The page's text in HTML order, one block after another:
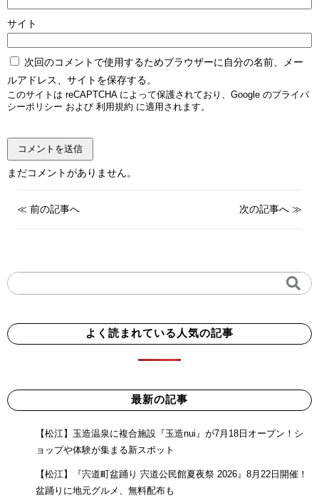
サイト
次回のコメントで使用するためブラウザーに自分の名前、メー
ルアドレス、サイトを保存する。
このサイトは reCAPTCHA によって保護されており、Google のプライバ
シーポリシー および 利用規約 に適用されます。
まだコメントがありません。
≪前の記事へ 次の記事へ≫
よく読まれている人気の記事
最新の記事
【松江】玉造温泉に複合施設『玉造nui』が7月18日オープン！シ
ョップや体験が集まる新スポット
【松江】『宍道町盆踊り 宍道公民館夏夜祭 2026』8月22日開催！
盆踊りに地元グルメ、無料配布も